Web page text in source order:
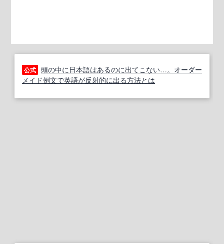
公式 頭の中に日本語はあるのに出てこない…。オーダー
メイド例文で英語が反射的に出る方法とは